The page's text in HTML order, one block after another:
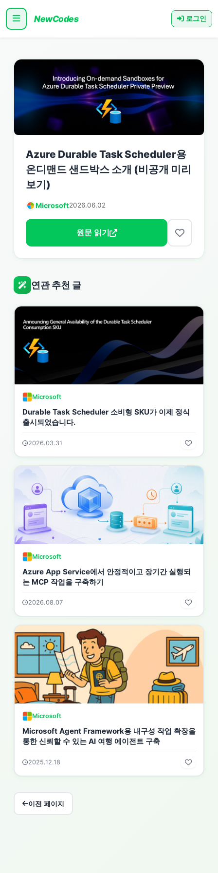
NewCodes 로그인
Azure Durable Task Scheduler용
온디맨드 샌드박스 소개 (비공개 미리
보기)
Microsoft2026.06.02
원문 읽기
연관 추천 글
Microsoft
Durable Task Scheduler 소비형 SKU가 이제 정식
출시되었습니다.
2026.03.31
Microsoft
Azure App Service에서 안정적이고 장기간 실행되
는 MCP 작업을 구축하기
2026.08.07
Microsoft
Microsoft Agent Framework용 내구성 작업 확장을
통한 신뢰할 수 있는 AI 여행 에이전트 구축
2025.12.18
이전 페이지